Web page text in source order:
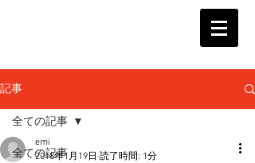
記事
全ての記事
全ての記事
emi
2018年1月19日 読了時間: 1分